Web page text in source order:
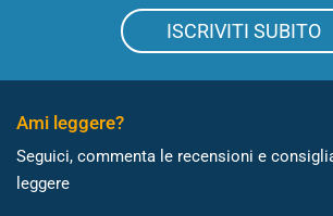
ISCRIVITI SUBITO
Ami leggere?
Seguici, commenta le recensioni e
leggere